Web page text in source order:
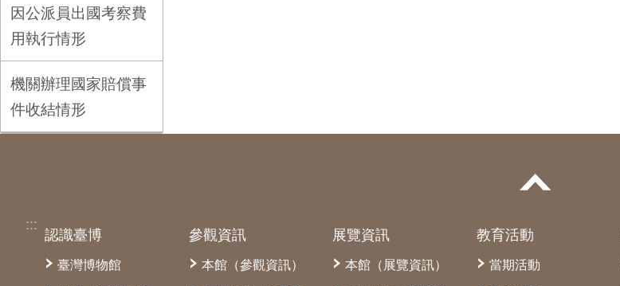
因公派員出國考察費
用執行情形
機關辦理國家賠償事
件收結情形
:::
認識臺博
臺灣博物館
參觀資訊
本館（參觀資訊）
展覽資訊
本館（展覽資訊）
教育活動
當期活動